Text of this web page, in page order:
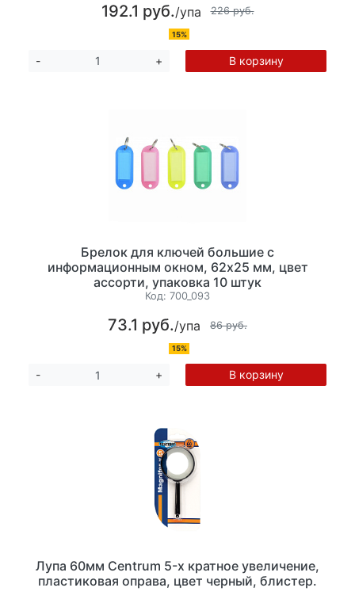
192.1 руб./упа 226 руб.
15%
- + В корзину
Брелок для ключей большие с
информационным окном, 62х25 мм, цвет
ассорти, упаковка 10 штук
Код: 700_093
73.1 руб./упа 86 руб.
15%
- + В корзину
Лупа 60мм Centrum 5-х кратное увеличение,
пластиковая оправа, цвет черный, блистер.